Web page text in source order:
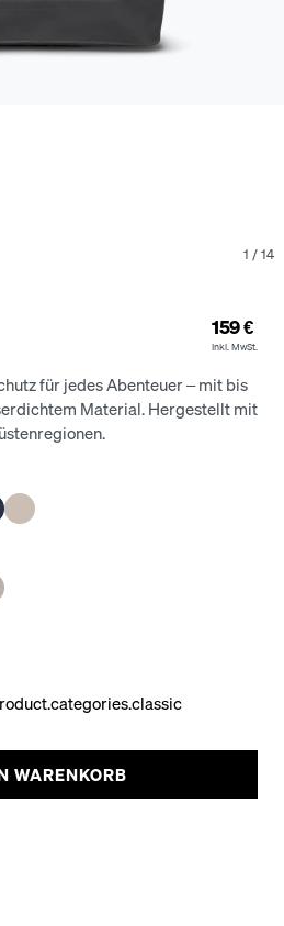
1 /14
159 €
Inkl. MwSt.
für jedes Abenteuer – mit bis
Material. Hergestellt mit
WARENKORB